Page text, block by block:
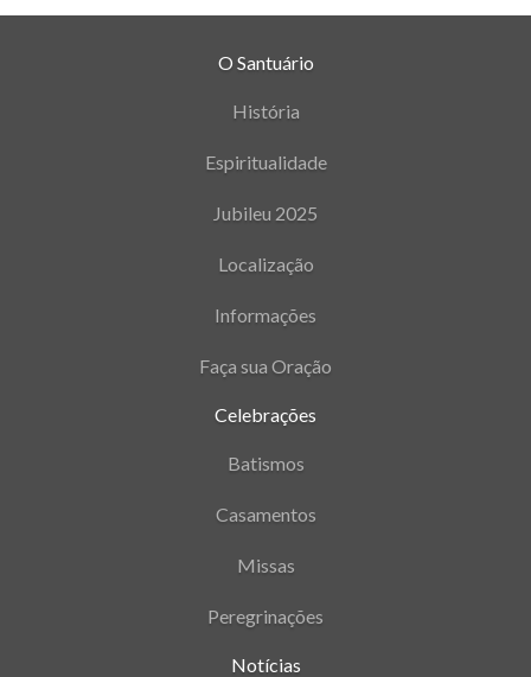
O Santuário
História
Espiritualidade
Jubileu 2025
Localização
Informações
Faça sua Oração
Celebrações
Batismos
Casamentos
Missas
Peregrinações
Notícias